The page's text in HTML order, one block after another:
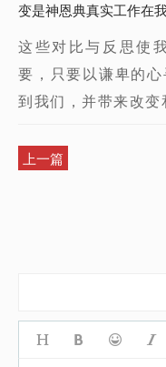
变是神恩典真实工作在
这些对比与反思使
要，只要以谦卑的
到我们，并带来改变
上一篇